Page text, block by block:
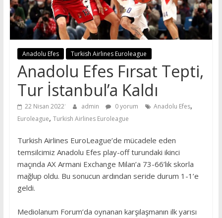
Anadolu Efes Turkish Airlines Euroleague
Anadolu Efes Fırsat Tepti,
Tur İstanbul’a Kaldı
22 Nisan 2022 admin 0 yorum Anadolu Efes,
Euroleague, Turkish Airlines Euroleague
Turkish Airlines EuroLeague’de mücadele eden
temsilcimiz Anadolu Efes play-off turundaki ikinci
maçında AX Armani Exchange Milan’a 73-66’lık skorla
mağlup oldu. Bu sonucun ardından seride durum 1-1’e
geldi.
Mediolanum Forum’da oynanan karşılaşmanın ilk yarısı